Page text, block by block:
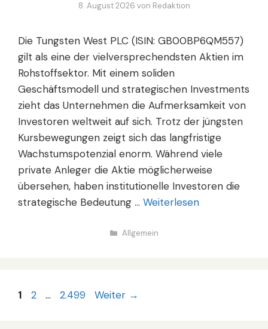
8. August 2026 von Redaktion
Die Tungsten West PLC (ISIN: GB00BP6QM557)
gilt als eine der vielversprechendsten Aktien im
Rohstoffsektor. Mit einem soliden
Geschäftsmodell und strategischen Investments
zieht das Unternehmen die Aufmerksamkeit von
Investoren weltweit auf sich. Trotz der jüngsten
Kursbewegungen zeigt sich das langfristige
Wachstumspotenzial enorm. Während viele
private Anleger die Aktie möglicherweise
übersehen, haben institutionelle Investoren die
strategische Bedeutung … Weiterlesen
Kategorien
Allgemein
Seite
1 Seite
2 … Seite
2.499 Weiter →